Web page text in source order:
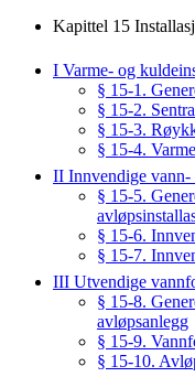
Kapittel 15
I Varme- og
§ 15-1.
§ 15-2.
§ 15-3.
§ 15-4.
II Innvendige vann-
§ 15-5.
§ 15-6.
§ 15-7.
III Utvendige
§ 15-8.
avløpsanlegg
§ 15-9.
§ 15-10.